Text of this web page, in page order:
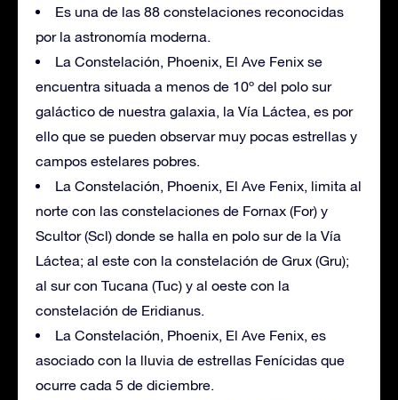
Es una de las 88 constelaciones reconocidas
por la astronomía moderna.
La Constelación, Phoenix, El Ave Fenix se
encuentra situada a menos de 10º del polo sur
galáctico de nuestra galaxia, la Vía Láctea, es por
ello que se pueden observar muy pocas estrellas y
campos estelares pobres.
La Constelación, Phoenix, El Ave Fenix, limita al
norte con las constelaciones de Fornax (For) y
Scultor (Scl) donde se halla en polo sur de la Vía
Láctea; al este con la constelación de Grux (Gru);
al sur con Tucana (Tuc) y al oeste con la
constelación de Eridianus.
La Constelación, Phoenix, El Ave Fenix, es
asociado con la lluvia de estrellas Fenícidas que
ocurre cada 5 de diciembre.